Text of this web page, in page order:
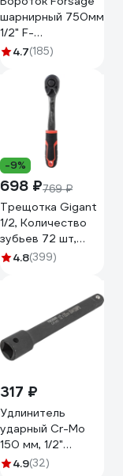
шарнирный 750мм
1/2" F-
8014750U(8774)
4.7(185)
-9%
698 ₽769 ₽
Трещотка Gigant
1/2, Количество
зубьев 72 шт,
Сталь Cr-V, Длина
4.8(399)
317 ₽
Удлинитель
ударный Cr-Mo
150 мм, 1/2"
Forcekraf FK-
4.9(32)